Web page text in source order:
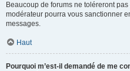
Beaucoup de forums ne toléreront
modérateur pourra vous sanctionner
messages.
Haut
Pourquoi m’est-il demandé de me